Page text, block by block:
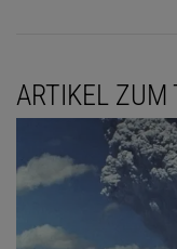
Daniela Mocker
ist
Wissenschaft.
ARTIKEL ZUM